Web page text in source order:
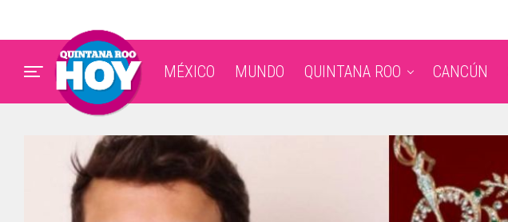
MÉXICO MUNDO QUINTANA ROO CANCÚN